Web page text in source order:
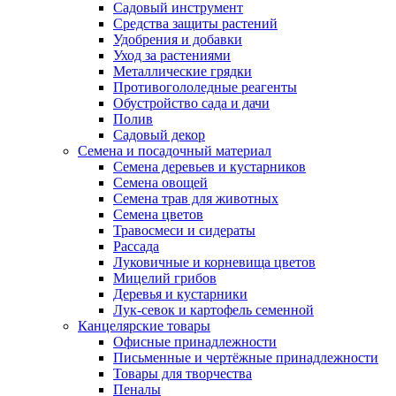
Садовый инструмент
Средства защиты растений
Удобрения и добавки
Уход за растениями
Металлические грядки
Противогололедные реагенты
Обустройство сада и дачи
Полив
Садовый декор
Семена и посадочный материал
Семена деревьев и кустарников
Семена овощей
Семена трав для животных
Семена цветов
Травосмеси и сидераты
Рассада
Луковичные и корневища цветов
Мицелий грибов
Деревья и кустарники
Лук-севок и картофель семенной
Канцелярские товары
Офисные принадлежности
Письменные и чертёжные принадлежности
Товары для творчества
Пеналы